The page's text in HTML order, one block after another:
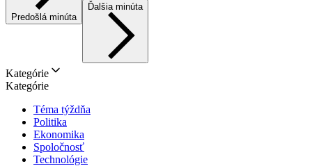
Predošlá minúta
Ďalšia minúta
Kategórie
Kategórie
Téma týždňa
Politika
Ekonomika
Spoločnosť
Technológie